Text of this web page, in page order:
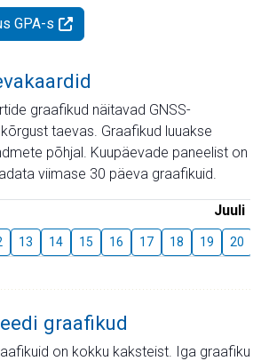
GPA-s
graafikud näitavad GNSS-
taevas. Graafikud luuakse
põhjal. Kuupäevade paneelist on
viimase 30 päeva graafikuid.
Juuli
13 14 15 16 17 18 19 20
graafikud
on kokku kaksteist. Iga graafiku